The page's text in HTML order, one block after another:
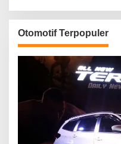
Otomotif Terpopuler